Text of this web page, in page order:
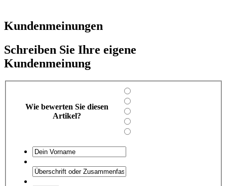
Kundenmeinungen
Schreiben Sie Ihre eigene
Kundenmeinung
Wie bewerten Sie diesen
Artikel?